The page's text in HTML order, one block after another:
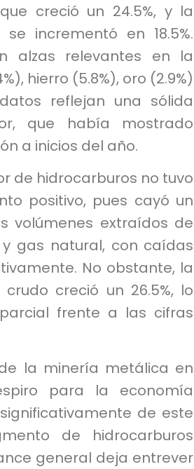
creció un 24.5%, y la
incrementó en 18.5%.
alzas relevantes en la
hierro (5.8%), oro (2.9%)
reflejan una sólida
que había mostrado
a inicios del año.
de hidrocarburos no tuvo
positivo, pues cayó un
volúmenes extraídos de
gas natural, con caídas
No obstante, la
creció un 26.5%, lo
frente a las cifras
la minería metálica en
para la economía
de este
de hidrocarburos
general deja entrever